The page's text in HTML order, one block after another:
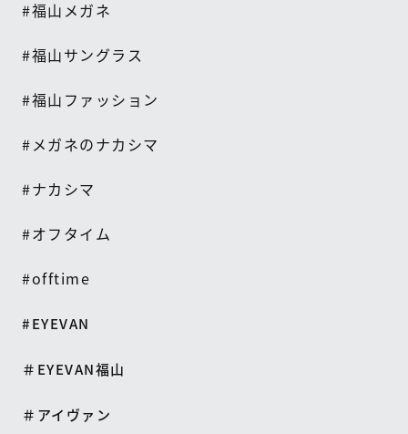
#福山メガネ
#福山サングラス
#福山ファッション
#メガネのナカシマ
#ナカシマ
#オフタイム
#offtime
#EYEVAN
＃EYEVAN福山
＃アイヴァン